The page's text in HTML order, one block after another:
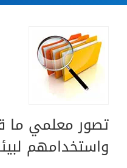
تصور معلمي ما
واستخدامهم